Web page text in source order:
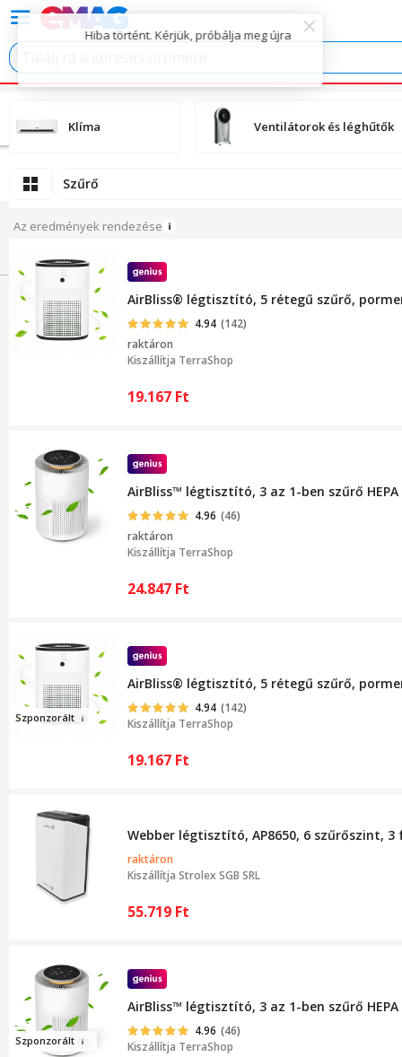
Klíma Ventilátorok és léghűtők
Szűrő
Az eredmények rendezése
AirBliss® légtisztító, 5 rétegű szűrő,
4.94 (142)
raktáron
Kiszállítja TerraShop
19.167 Ft
AirBliss™ légtisztító, 3 az 1-ben szűrő
4.96 (46)
raktáron
Kiszállítja TerraShop
24.847 Ft
Szponzorált
AirBliss® légtisztító, 5 rétegű szűrő,
4.94 (142)
Kiszállítja TerraShop
19.167 Ft
Webber légtisztító, AP8650, 6 szűrőszint,
raktáron
Kiszállítja Strolex SGB SRL
55.719 Ft
Szponzorált
AirBliss™ légtisztító, 3 az 1-ben szűrő
4.96 (46)
Kiszállítja TerraShop